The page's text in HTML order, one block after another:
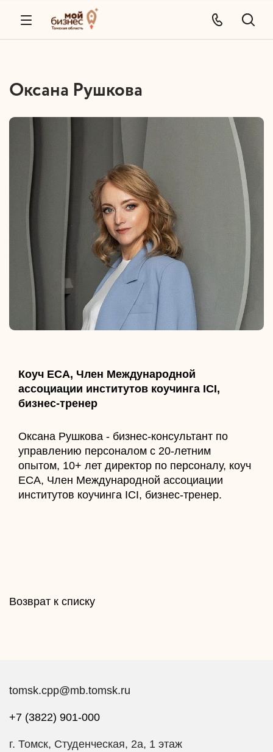
Оксана Рушкова
Коуч ECA, Член Международной
ассоциации институтов коучинга ICI,
бизнес-тренер
Оксана Рушкова - бизнес-консультант по
управлению персоналом с 20-летним
опытом, 10+ лет директор по персоналу, коуч
ECA, Член Международной ассоциации
институтов коучинга ICI, бизнес-тренер.
Возврат к списку
tomsk.cpp@mb.tomsk.ru
+7 (3822) 901-000
г. Томск, Студенческая, 2а, 1 этаж